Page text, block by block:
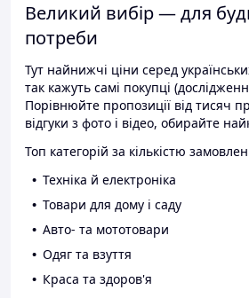
Великий вибір — для
потреби
Тут найнижчі ціни серед
так кажуть самі покупці
Порівнюйте пропозиції від тисяч
відгуки з фото і відео, обирайте
Топ категорій за кількістю
Техніка й електроніка
Товари для дому і саду
Авто- та мототовари
Одяг та взуття
Краса та здоров'я